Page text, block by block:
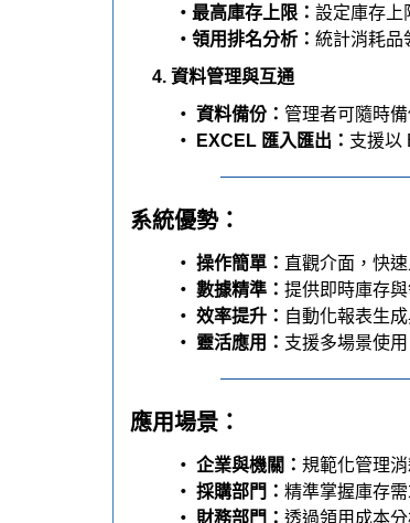
‧ 財務部門：透過領用成本
本系統以高效、精準、便捷
軟體簡介